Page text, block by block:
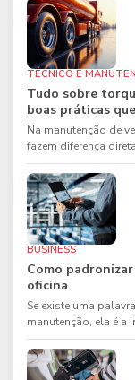
TÉCNICO E
Tudo sobre
boas práticas
Na manutenção de
fazem diferença
BUSINESS
Como
oficina
Se existe uma
manutenção, ela é a